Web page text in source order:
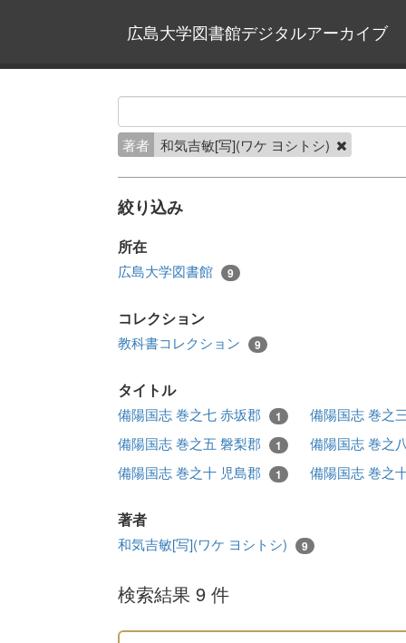
広島大学図書館デジタルアーカイブ
著者 和気吉敏[写](ワケ ヨシトシ)
絞り込み
所在
広島大学図書館 9
コレクション
教科書コレクション 9
タイトル
備陽国志 巻之七 赤坂郡 1
備陽国志 巻之
備陽国志 巻之五 磐梨郡
1
備陽国志 巻之
備陽国志 巻之十 児島郡
1 備陽国志 巻之
著者
和気吉敏[写](ワケ ヨシトシ) 9
検索結果 9 件